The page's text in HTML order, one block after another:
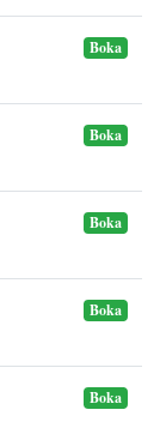
Boka
Boka
Boka
Boka
Boka